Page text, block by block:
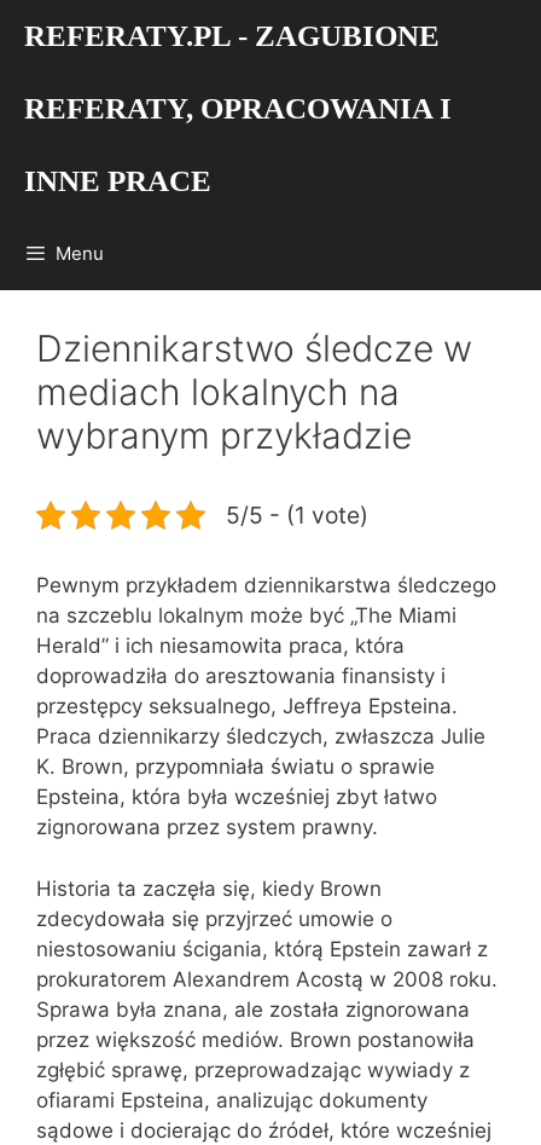
REFERATY.PL - ZAGUBIONE
REFERATY, OPRACOWANIA I
INNE PRACE
Menu
Dziennikarstwo śledcze w
mediach lokalnych na
wybranym przykładzie
5/5 - (1 vote)
Pewnym przykładem dziennikarstwa śledczego
na szczeblu lokalnym może być „The Miami
Herald” i ich niesamowita praca, która
doprowadziła do aresztowania finansisty i
przestępcy seksualnego, Jeffreya Epsteina.
Praca dziennikarzy śledczych, zwłaszcza Julie
K. Brown, przypomniała światu o sprawie
Epsteina, która była wcześniej zbyt łatwo
zignorowana przez system prawny.
Historia ta zaczęła się, kiedy Brown
zdecydowała się przyjrzeć umowie o
niestosowaniu ścigania, którą Epstein zawarł z
prokuratorem Alexandrem Acostą w 2008 roku.
Sprawa była znana, ale została zignorowana
przez większość mediów. Brown postanowiła
zgłębić sprawę, przeprowadzając wywiady z
ofiarami Epsteina, analizując dokumenty
sądowe i docierając do źródeł, które wcześniej